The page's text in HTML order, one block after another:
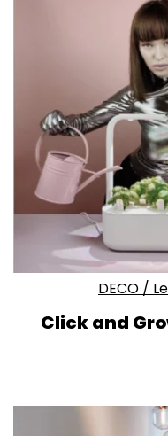
DECO /
Click and